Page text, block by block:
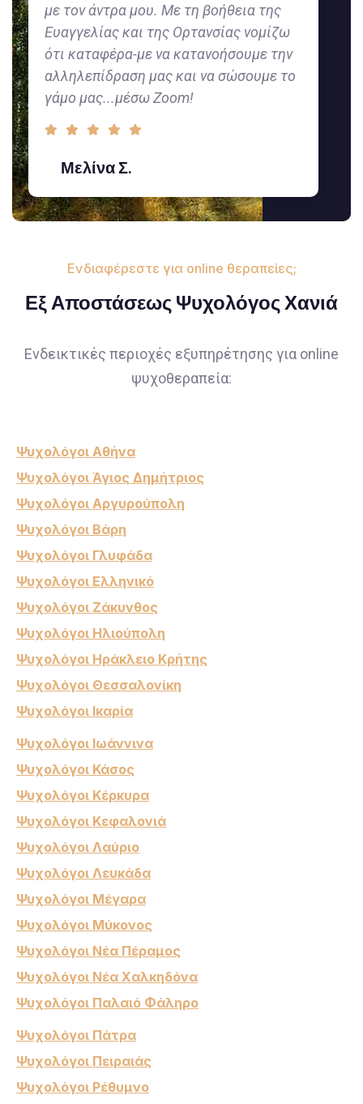
με τον άντρα μου. Με τη βοήθεια της
Ευαγγελίας και της Ορτανσίας νομίζω
ότι καταφέρα-με να κατανοήσουμε την
αλληλεπίδραση μας και να σώσουμε το
γάμο μας...μέσω Zoom!
Μελίνα Σ.
Ενδιαφέρεστε για online θεραπείες;
Εξ Αποστάσεως Ψυχολόγος Χανιά
Ενδεικτικές περιοχές εξυπηρέτησης για online
ψυχοθεραπεία:
Ψυχολόγοι Αθήνα
Ψυχολόγοι Άγιος Δημήτριος
Ψυχολόγοι Αργυρούπολη
Ψυχολόγοι Βάρη
Ψυχολόγοι Γλυφάδα
Ψυχολόγοι Ελληνικό
Ψυχολόγοι Ζάκυνθος
Ψυχολόγοι Ηλιούπολη
Ψυχολόγοι Ηράκλειο Κρήτης
Ψυχολόγοι Θεσσαλονίκη
Ψυχολόγοι Ικαρία
Ψυχολόγοι Ιωάννινα
Ψυχολόγοι Κάσος
Ψυχολόγοι Κέρκυρα
Ψυχολόγοι Κεφαλονιά
Ψυχολόγοι Λαύριο
Ψυχολόγοι Λευκάδα
Ψυχολόγοι Μέγαρα
Ψυχολόγοι Μύκονος
Ψυχολόγοι Νέα Πέραμος
Ψυχολόγοι Νέα Χαλκηδόνα
Ψυχολόγοι Παλαιό Φάληρο
Ψυχολόγοι Πάτρα
Ψυχολόγοι Πειραιάς
Ψυχολόγοι Ρέθυμνο